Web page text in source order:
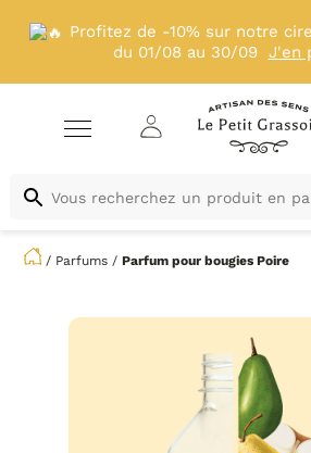
Profitez de -10% sur notre
du 01/08 au 30/09 J'en
/ Parfums /Parfum pour bougiesPoire